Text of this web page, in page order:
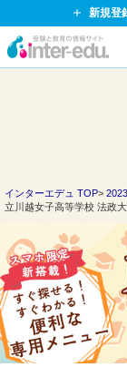
新規登
イ
ド
ッ
ト
コ
ム
インターエデュ TOP
立川越女子高等学校 法政